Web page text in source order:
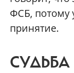
ФСБ, потому
принятие.